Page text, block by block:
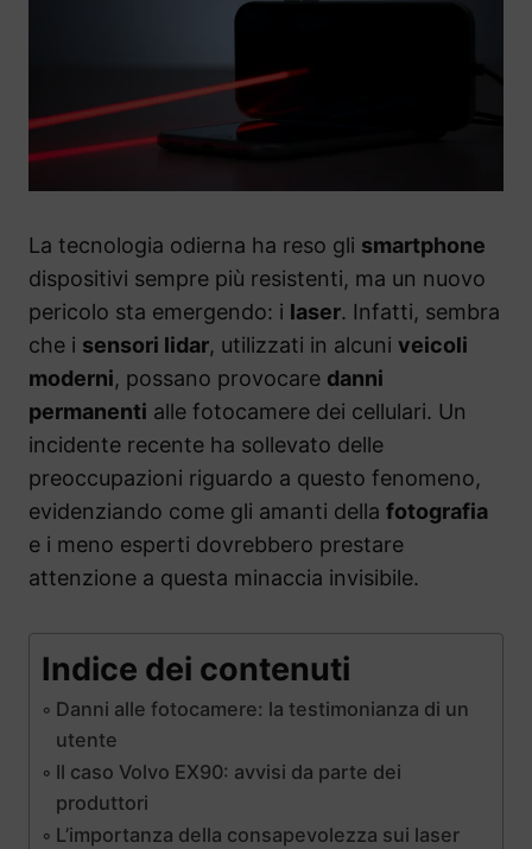
La tecnologia odierna ha reso gli smartphone
dispositivi sempre più resistenti, ma un nuovo
pericolo sta emergendo: i laser. Infatti, sembra
che i sensori lidar, utilizzati in alcuni veicoli
moderni, possano provocare danni
permanenti alle fotocamere dei cellulari. Un
incidente recente ha sollevato delle
preoccupazioni riguardo a questo fenomeno,
evidenziando come gli amanti della fotografia
e i meno esperti dovrebbero prestare
attenzione a questa minaccia invisibile.
Indice dei contenuti
Danni alle fotocamere: la testimonianza di un
utente
Il caso Volvo EX90: avvisi da parte dei
produttori
L’importanza della consapevolezza sui laser